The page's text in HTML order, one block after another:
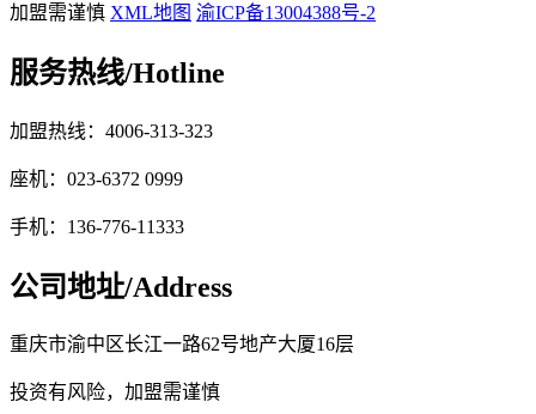
加盟需谨慎 XML地图 渝ICP备13004388号-2
服务热线/Hotline
加盟热线：4006-313-323
座机：023-6372 0999
手机：136-776-11333
公司地址/Address
重庆市渝中区长江一路62号地产大厦16层
投资有风险，加盟需谨慎